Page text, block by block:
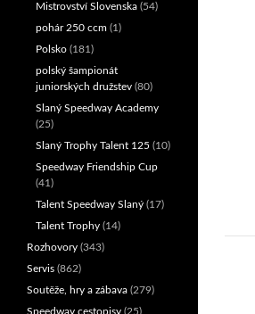
Mistrovství Slovenska (54)
pohár 250 ccm (1)
Polsko (181)
polský šampionát
juniorských družstev (80)
Slaný Speedway Academy
(25)
Slaný Trophy Talent 125 (10)
Speedway Friendship Cup
(41)
Talent Speedway Slaný (17)
Talent Trophy (14)
Rozhovory (343)
Servis (862)
Soutěže, hry a zábava (279)
Speedway cestopisy (25)